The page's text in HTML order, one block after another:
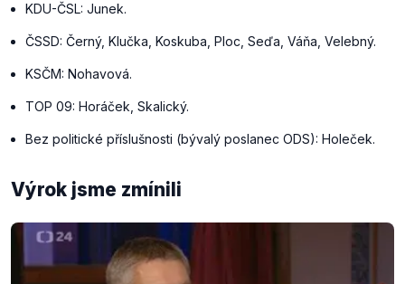
KDU-ČSL: Junek.
ČSSD: Černý, Klučka, Koskuba, Ploc, Seďa, Váňa, Velebný.
KSČM: Nohavová.
TOP 09: Horáček, Skalický.
Bez politické příslušnosti (bývalý poslanec ODS): Holeček.
Výrok jsme zmínili